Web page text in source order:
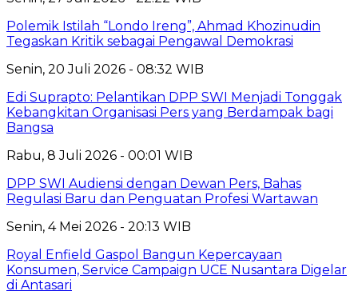
Polemik Istilah “Londo Ireng”, Ahmad Khozinudin
Tegaskan Kritik sebagai Pengawal Demokrasi
Senin, 20 Juli 2026 - 08:32 WIB
Edi Suprapto: Pelantikan DPP SWI Menjadi Tonggak
Kebangkitan Organisasi Pers yang Berdampak bagi
Bangsa
Rabu, 8 Juli 2026 - 00:01 WIB
DPP SWI Audiensi dengan Dewan Pers, Bahas
Regulasi Baru dan Penguatan Profesi Wartawan
Senin, 4 Mei 2026 - 20:13 WIB
Royal Enfield Gaspol Bangun Kepercayaan
Konsumen, Service Campaign UCE Nusantara Digelar
di Antasari